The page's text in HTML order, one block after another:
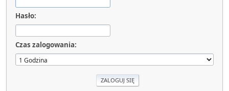
Hasło:
Czas zalogowania: